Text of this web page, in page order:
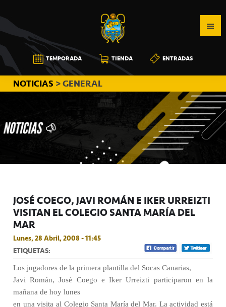
a
la
navegación
principal
al
contenido
principal
a
la
barra
lateral
principal
CB
CANARIAS
TEMPORADA TIENDA ENTRADAS
NOTICIAS > GENERAL
JOSÉ COEGO, JAVI ROMÁN E IKER URREIZTI
VISITAN EL COLEGIO SANTA MARÍA DEL
MAR
Lunes, 28 Abril, 2008 - 11:45
ETIQUETAS:
Los jugadores de la primera plantilla del Socas Canarias,
Javi Román, José Coego e Iker Urreizti participaron en la
mañana de hoy lunes
en una visita al Colegio Santa María del Mar. La actividad está